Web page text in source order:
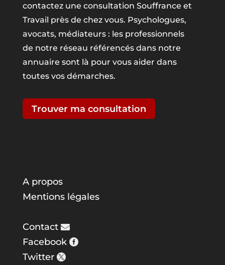
contactez une consultation Souffrance et
Travail près de chez vous. Psychologues,
avocats, médiateurs : les professionnels
de notre réseau référencés dans notre
annuaire sont là pour vous aider dans
toutes vos démarches.
Trouver ma consultation
A propos
Mentions légales
Contact
Facebook
Twitter